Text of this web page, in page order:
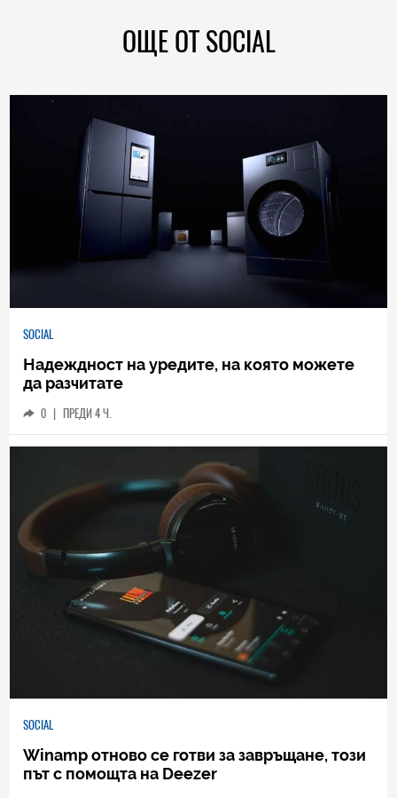
ОЩЕ ОТ SOCIAL
SOCIAL
Надеждност на уредите, на която можете
да разчитате
0 | ПРЕДИ 4 Ч.
SOCIAL
Winamp отново се готви за завръщане, този
път с помощта на Deezer